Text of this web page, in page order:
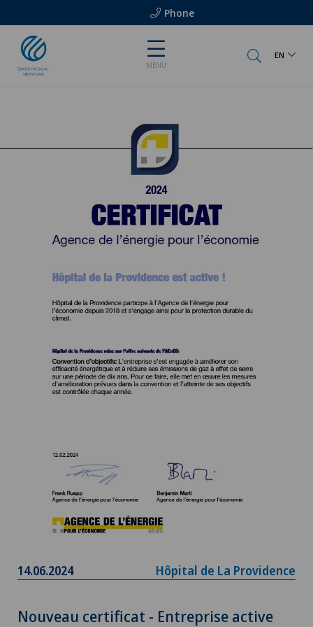
Phone
MENU
EN
14.06.2024 Hôpital de La Providence
Nouveau certificat - Entreprise active